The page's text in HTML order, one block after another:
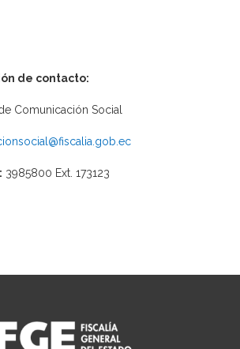
de contacto:
Comunicación Social
3985800 Ext. 173123